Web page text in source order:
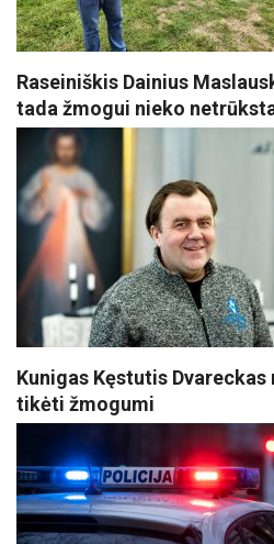
Raseiniškis Dainius
tada žmogui nieko
Kunigas Kęstutis
tikėti žmogumi